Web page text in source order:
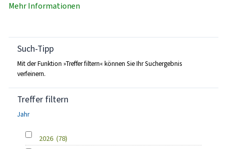
Mehr Informationen
Such-Tipp
Mit der Funktion »Treffer filtern« können Sie Ihr Suchergebnis
verfeinern.
Treffer filtern
Jahr
2026 (78)